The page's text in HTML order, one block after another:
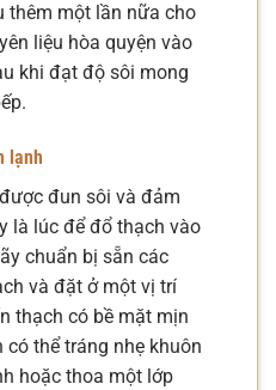
thêm một lần nữa cho
liệu hòa quyện vào
khi đạt độ sôi mong
lạnh
đun sôi và đảm
là lúc để đổ thạch vào
chuẩn bị sẵn các
và đặt ở một vị trí
thạch có bề mặt mịn
có thể tráng nhẹ khuôn
hoặc thoa một lớp